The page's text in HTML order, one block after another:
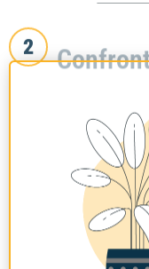
2 Confronta